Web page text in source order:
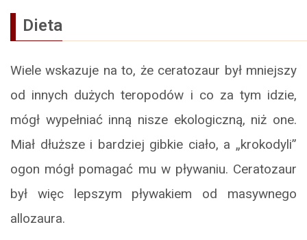
Dieta
Wiele wskazuje na to, że ceratozaur był mniejszy
od innych dużych teropodów i co za tym idzie,
mógł wypełniać inną nisze ekologiczną, niż one.
Miał dłuższe i bardziej gibkie ciało, a „krokodyli”
ogon mógł pomagać mu w pływaniu. Ceratozaur
był więc lepszym pływakiem od masywnego
allozaura.